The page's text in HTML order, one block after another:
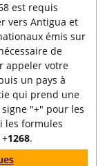
est requis
vers Antigua et
émis sur
de
appeler votre
un pays à
qui prend une
"+" pour les
les formules
1268.